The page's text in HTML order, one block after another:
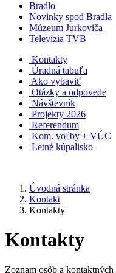
Bradlo
Novinky spod Bradla
Múzeum Jurkoviča
Televízia TVB
Kontakty
Úradná tabuľa
Ako vybaviť
Otázky a odpovede
Návštevník
Projekty 2026
Referendum
Kom. voľby + VÚC
Letné kúpalisko
Úvodná stránka
Kontakt
Kontakty
Kontakty
Zoznam osôb a